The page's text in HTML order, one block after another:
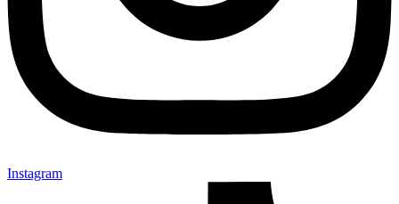
Instagram